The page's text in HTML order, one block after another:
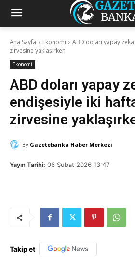
Ana Sayfa Ekonomi
ABD doları yapay
zirvesine yaklaşırken
Ekonomi
ABD doları yapay
endişesiyle iki
zirvesine
By Gazetebanka Haber Merkezi
Yayın Tarihi: 06 Şubat 2026 13:47
Takip et